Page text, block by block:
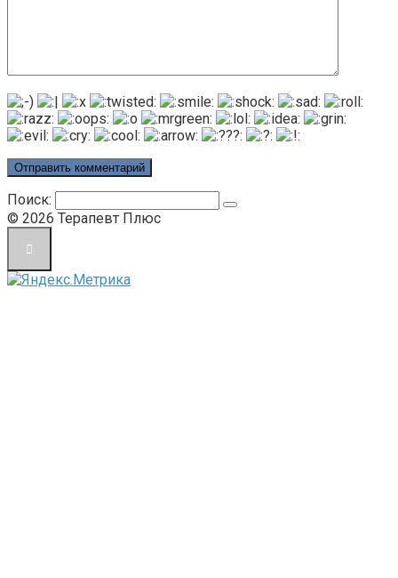
Поиск:
© 2026 Терапевт Плюс